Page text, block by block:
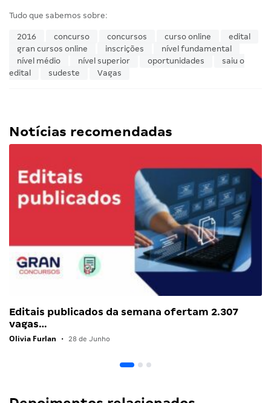
Tudo que sabemos sobre:
2016 concurso concursos curso online
edital
gran cursos online
inscrições
nível fundamental
nível médio
nível superior oportunidades
saiu o
edital
sudeste Vagas
Notícias recomendadas
Editais publicados da semana ofertam 2.307
vagas…
Olivia Furlan • 28 de Junho